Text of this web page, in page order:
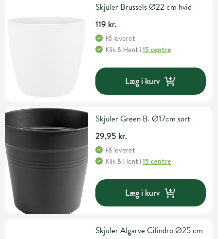
Skjuler Brussels Ø22 cm hvid
119 kr.
Få leveret
Klik & Hent i15 centre
Læg i kurv
Skjuler Green B. Ø17cm sort
29,95 kr.
Få leveret
Klik & Hent i15 centre
Læg i kurv
Skjuler Algarve Cilindro Ø25 cm